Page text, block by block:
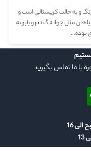
و به حالت کریستالی است و
مثل جوانه گندم و بابونه
بوده…
با ما تماس بگیرید